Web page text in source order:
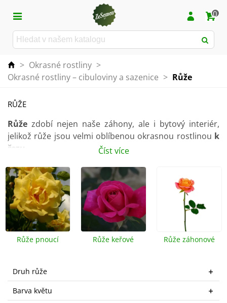
0
> Okrasné rostliny >
Okrasné rostliny – cibuloviny a sazenice > Růže
RŮŽE
Růže zdobí nejen naše záhony, ale i bytový interiér,
jelikož růže jsou velmi oblíbenou okrasnou rostlinou k
řezu
Rostlinanení náročná na pěstování
správný řez a zimní přikrytí. V případě podzimní
výsadby se výhony nezkracují. Řez se ponechá na jaro.
Růže má ráda
slunné stanoviště
, stanoviště pod
stromy nemá ráda. Dařit se jí bude v dobře propustné,
hlinitopísčité půdě bohaté na živiny.
V naší nabídce naleznetepnoucí,keřovénebo
záhonovérůže.
Číst více
Růže pnoucí Růže keřové Růže záhonové
Druh růže
Barva květu